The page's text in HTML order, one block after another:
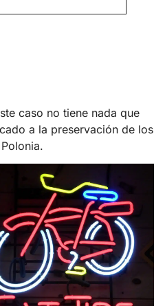
caso no tiene nada que
a la preservación de los